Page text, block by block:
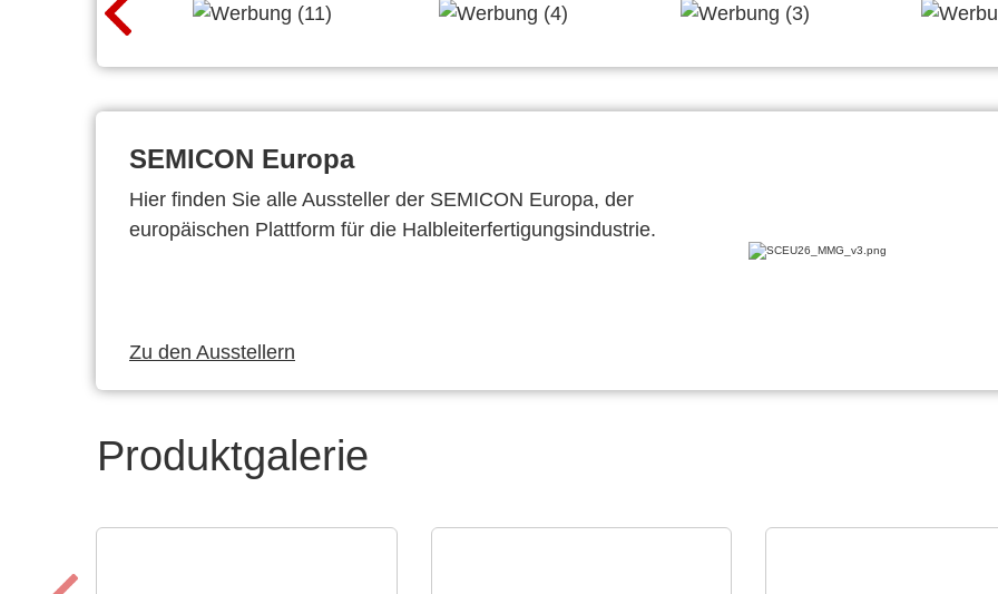
SEMICON Europa
Hier finden Sie alle Aussteller der SEMICON Europa, der
europäischen Plattform für die Halbleiterfertigungsindustrie.
Zu den Ausstellern
Produktgalerie